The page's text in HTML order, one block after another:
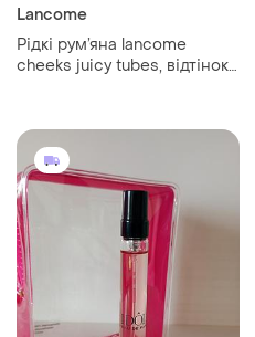
Lancome
Рідкі рум’яна lancome
cheeks juicy tubes, відтінок